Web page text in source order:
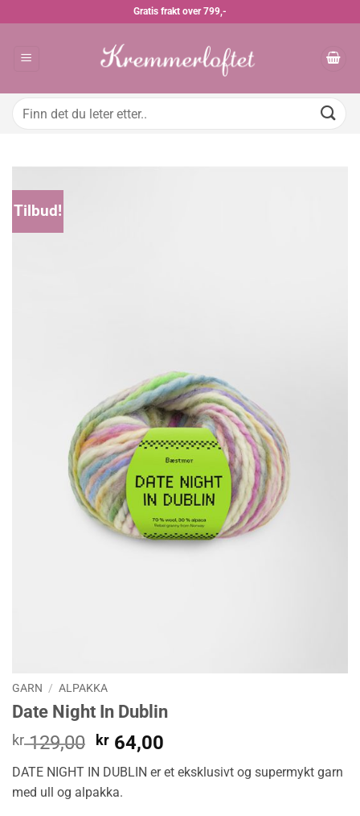
Gratis frakt over 799,-
Søk
Tilbud!
GARN / ALPAKKA
Date Night In Dublin
kr129,00 Opprinnelig
pris
var:
kr 129,00.
kr 64,00
pris
er:
DATE NIGHT IN DUBLIN er et eksklusivt og supermykt garn
med ull og alpakka.